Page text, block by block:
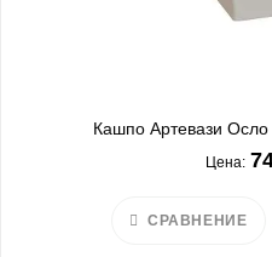
Кашпо Артевази Осло
Цена:
СРАВНЕНИЕ